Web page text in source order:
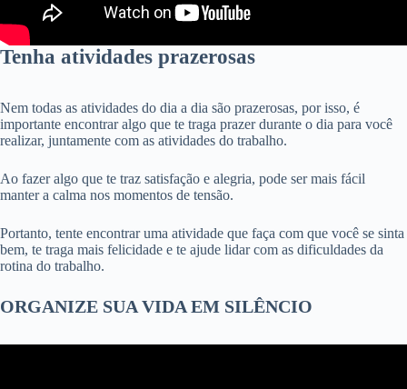
Tenha atividades prazerosas
Nem todas as atividades do dia a dia são prazerosas, por isso, é
importante encontrar algo que te traga prazer durante o dia para você
realizar, juntamente com as atividades do trabalho.
Ao fazer algo que te traz satisfação e alegria, pode ser mais fácil
manter a calma nos momentos de tensão.
Portanto, tente encontrar uma atividade que faça com que você se sinta
bem, te traga mais felicidade e te ajude lidar com as dificuldades da
rotina do trabalho.
ORGANIZE SUA VIDA EM SILÊNCIO